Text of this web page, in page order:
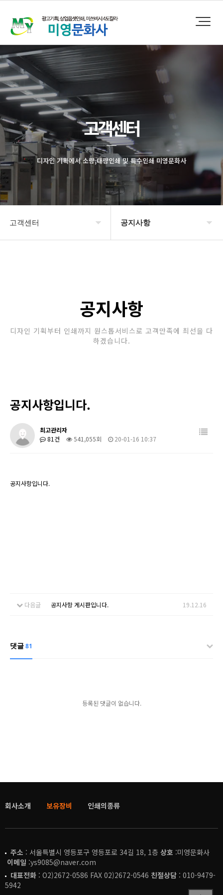
고객센터
디자인 기획에서 소량,대량인쇄 및 특수인쇄 미영문화사
고객센터 공지사항
공지사항
디자인 기획부터 인쇄까지 원스톱서비스로 고객만족에 최선을 다
하겠습니다.
공지사항입니다.
최고관리자
81건
541,055회 20-01-16 10:37
공지사항입니다.
다음글 공지사항 게시판입니다. 19.12.16
댓글81
등록된 댓글이 없습니다.
회사소개 보유장비 인쇄의종류
주소 : 서울특별시 영등포구 영등포로 34길 18, 1층 상호 :미영문화사
이메일 :ys9085@naver.com
대표전화 : O2)2672-0586 FAX 02)2672-0546 친절상담 : 010-9479-
5942